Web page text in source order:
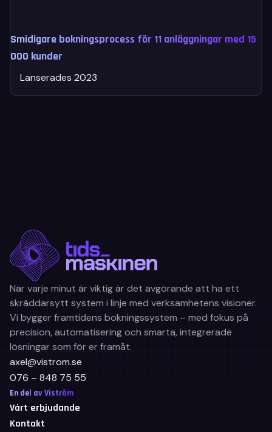
Smidigare bokningsprocess för 11 anläggningar med 15
000 kunder
Lanserades 2023
När varje minut är viktig är det avgörande att ha ett
skräddarsytt system i linje med verksamhetens visioner.
Vi bygger framtidens bokningssystem – med fokus på
precision, automatisering och smarta, integrerade
lösningar som för er framåt.
axel@vistrom.se
076 – 848 75 55
En del av Viström
Vårt erbjudande
Kontakt